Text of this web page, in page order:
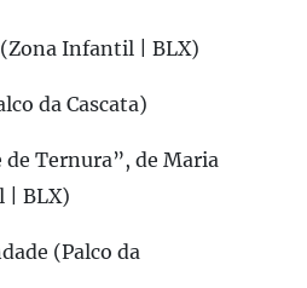
Infantil | BLX)
da Cascata)
Ternura”, de Maria
| BLX)
(Palco da